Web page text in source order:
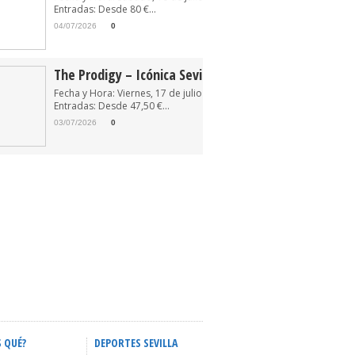
Entradas: Desde 80 €...
04/07/2026 0
The Prodigy – Icónica Sevilla Fest 2026
Fecha y Hora: Viernes, 17 de julio de 2026 22:30
Entradas: Desde 47,50 €...
03/07/2026 0
QUÉ? DEPORTES SEVILLA